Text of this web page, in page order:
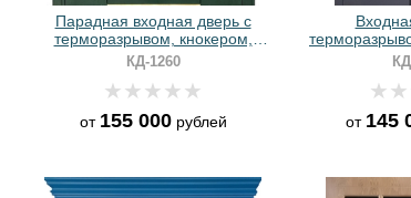
Парадная входная дверь с
терморазрывом, кнокером,
карнизом и панелями МДФ
зеленого цвета
КД-1260
от 155 000рублей
сбоку,
панелями
от 145